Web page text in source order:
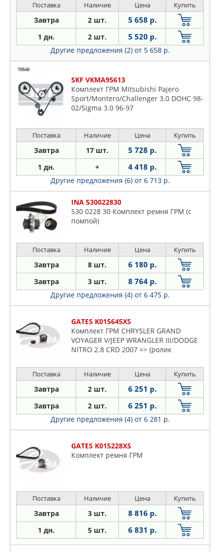
Поставка Наличие Цена Купить
Завтра 2 шт. 5 658 р.
1 дн. 2 шт. 5 520 р.
Другие предложения (2) от 5 658 р.
SKF VKMA95613
Комплект ГРМ Mitsubishi Pajero
Sport/Montero/Challenger 3.0 DOHC 98-
02/Sigma 3.0 96-97
Поставка Наличие Цена Купить
Завтра 17 шт. 5 728 р.
1 дн. + 4 418 р.
Другие предложения (6) от 6 713 р.
INA 530022830
530 0228 30 Комплект ремня ГРМ (с
помпой)
Поставка Наличие Цена Купить
Завтра 8 шт. 6 180 р.
Завтра 3 шт. 8 764 р.
Другие предложения (4) от 6 475 р.
GATES K015645XS
Комплект ГРМ CHRYSLER GRAND
VOYAGER V/JEEP WRANGLER III/DODGE
NITRO 2.8 CRD 2007 => (ролик
Поставка Наличие Цена Купить
Завтра 2 шт. 6 251 р.
Завтра 2 шт. 6 251 р.
Другие предложения (4) от 6 281 р.
GATES K015228XS
Комплект ремня ГРМ
Поставка Наличие Цена Купить
Завтра 3 шт. 8 816 р.
1 дн. 5 шт. 6 831 р.